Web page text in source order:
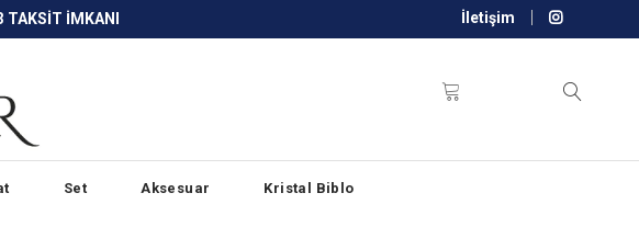
İMKANI İletişim
Set Aksesuar Kristal Biblo